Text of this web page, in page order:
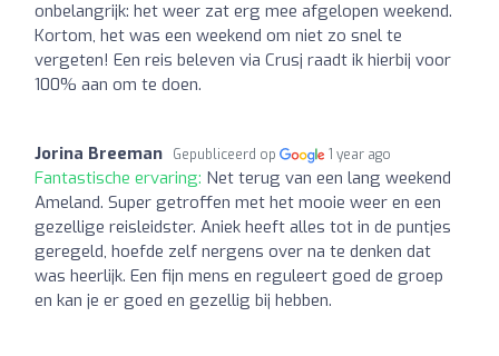
onbelangrijk: het weer zat erg mee afgelopen weekend.
Kortom, het was een weekend om niet zo snel te
vergeten! Een reis beleven via Crusj raadt ik hierbij voor
100% aan om te doen.
Jorina Breeman Gepubliceerd op 1 year ago
Fantastische ervaring: Net terug van een lang weekend
Ameland. Super getroffen met het mooie weer en een
gezellige reisleidster. Aniek heeft alles tot in de puntjes
geregeld, hoefde zelf nergens over na te denken dat
was heerlijk. Een fijn mens en reguleert goed de groep
en kan je er goed en gezellig bij hebben.